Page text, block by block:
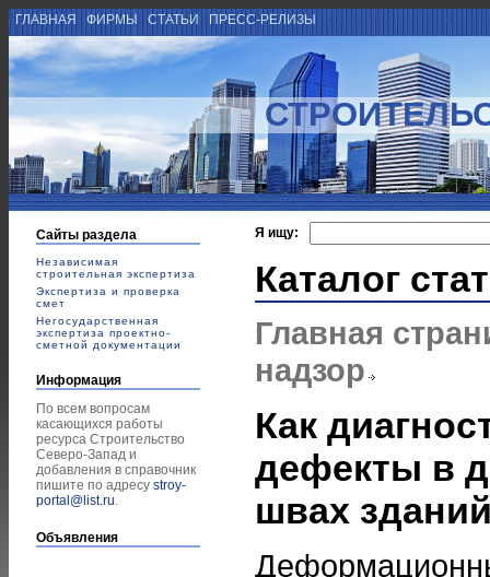
ГЛАВНАЯ ФИРМЫ СТАТЬИ ПРЕСС-РЕЛИЗЫ
Сайты раздела
Независимая
строительная экспертиза
Экспертиза и проверка
смет
Негосударственная
экспертиза проектно-
сметной документации
Информация
По всем вопросам
касающихся работы
ресурса Строительство
Северо-Запад и
добавления в справочник
пишите по адресу stroy-
portal@list.ru.
Объявления
Я ищу:
Каталог
Главная
надзор
Как
дефекты в
швах